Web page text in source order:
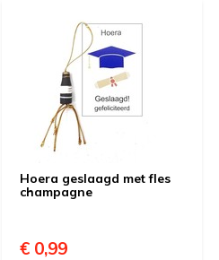
Hoera geslaagd met fles
champagne
€ 0,99